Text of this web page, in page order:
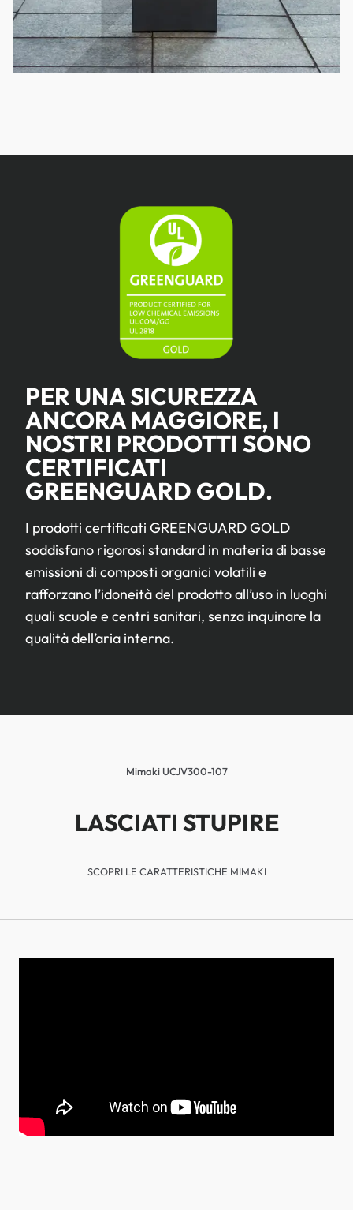
PER UNA SICUREZZA
ANCORA MAGGIORE, I
NOSTRI PRODOTTI SONO
CERTIFICATI
GREENGUARD GOLD.
I prodotti certificati GREENGUARD GOLD
soddisfano rigorosi standard in materia di basse
emissioni di composti organici volatili e
rafforzano l’idoneità del prodotto all’uso in luoghi
quali scuole e centri sanitari, senza inquinare la
qualità dell’aria interna.
Mimaki UCJV300-107
LASCIATI STUPIRE
SCOPRI LE CARATTERISTICHE MIMAKI